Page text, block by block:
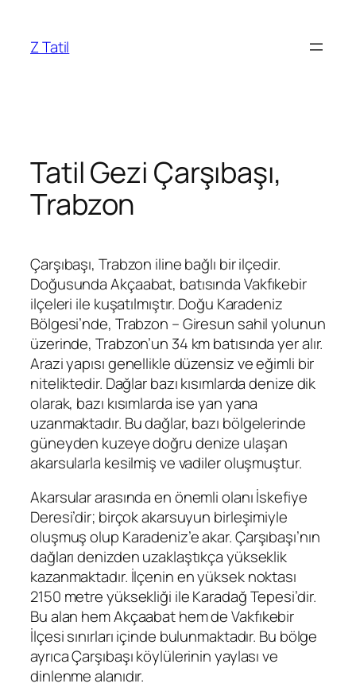
Z Tatil
Tatil Gezi Çarşıbaşı,
Trabzon
Çarşıbaşı, Trabzon iline bağlı bir ilçedir.
Doğusunda Akçaabat, batısında Vakfıkebir
ilçeleri ile kuşatılmıştır. Doğu Karadeniz
Bölgesi’nde, Trabzon – Giresun sahil yolunun
üzerinde, Trabzon’un 34 km batısında yer alır.
Arazi yapısı genellikle düzensiz ve eğimli bir
niteliktedir. Dağlar bazı kısımlarda denize dik
olarak, bazı kısımlarda ise yan yana
uzanmaktadır. Bu dağlar, bazı bölgelerinde
güneyden kuzeye doğru denize ulaşan
akarsularla kesilmiş ve vadiler oluşmuştur.
Akarsular arasında en önemli olanı İskefiye
Deresi’dir; birçok akarsuyun birleşimiyle
oluşmuş olup Karadeniz’e akar. Çarşıbaşı’nın
dağları denizden uzaklaştıkça yükseklik
kazanmaktadır. İlçenin en yüksek noktası
2150 metre yüksekliği ile Karadağ Tepesi’dir.
Bu alan hem Akçaabat hem de Vakfıkebir
İlçesi sınırları içinde bulunmaktadır. Bu bölge
ayrıca Çarşıbaşı köylülerinin yaylası ve
dinlenme alanıdır.